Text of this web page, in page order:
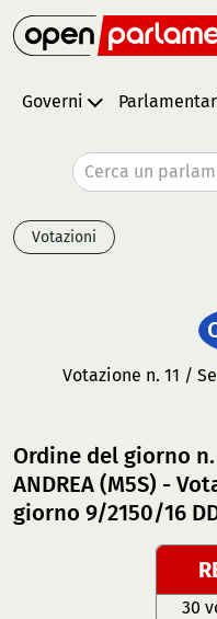
Governi
Cerca un
Votazioni
Votazione n. 11 /
Ordine del giorno n.
ANDREA (M5S) -
giorno 9/2150/16
30